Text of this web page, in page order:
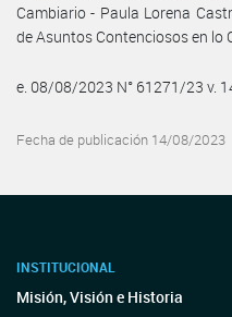
Cambiario - Paula Lorena
de Asuntos Contenciosos en lo
e. 08/08/2023 N° 61271/23 v.
Fecha de publicación 14/08/2023
INSTITUCIONAL
Misión, Visión e Historia